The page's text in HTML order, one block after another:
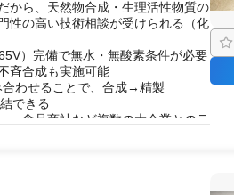
から、天然物合成・生理活性物質の
性の高い技術相談が受けられる（化
）完備で無水・無酸素条件が必要
斉合成も実施可能
合わせることで、合成→精製
できる
・食品商社など複数の大企業とのラ
NMR/分子量測定/LC-MS/試薬調製/